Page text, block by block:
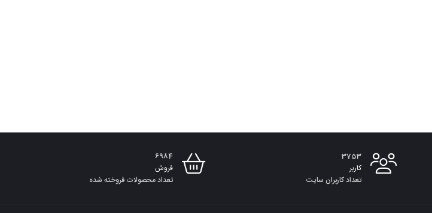
3753
کاربر
تعداد کاربران سایت
6984
فروش
تعداد محصولات فروخته شده